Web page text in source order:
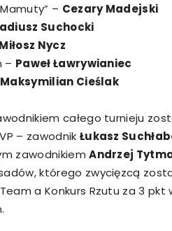
– Cezary Madejski
Suchocki
Miłosz Nycz
– Paweł Ławrywianiec
Maksymilian Cieślak
całego turnieju
– zawodnik Łukasz
zawodnikiemAndrzej
którego zwycięzcą
a Konkurs Rzutu za 3 pkt